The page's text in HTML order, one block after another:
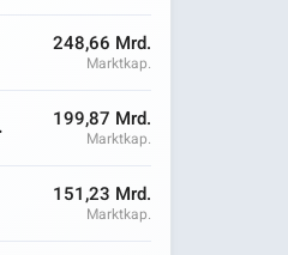
248,66 Mrd.
Marktkap.
199,87 Mrd.
Marktkap.
151,23 Mrd.
Marktkap.